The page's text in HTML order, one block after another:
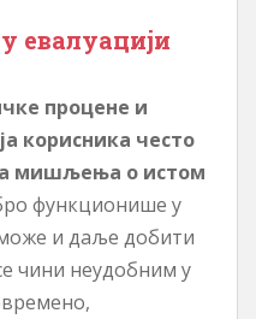
евалуацији
процене и
корисника често
мишљења о истом
функционише у
и даље добити
чини неудобним у